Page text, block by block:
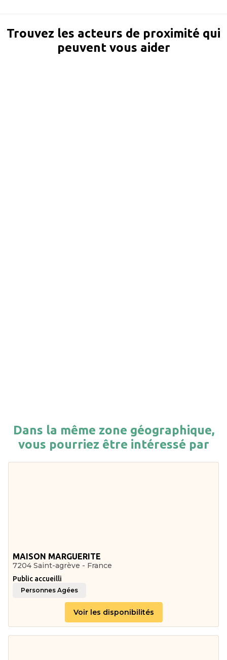
Trouvez les acteurs de proximité qui
peuvent vous aider
Dans la même zone géographique,
vous pourriez être intéressé par
MAISON MARGUERITE
7204 Saint-agrève - France
Public accueilli
Personnes Agées
Voir les disponibilités